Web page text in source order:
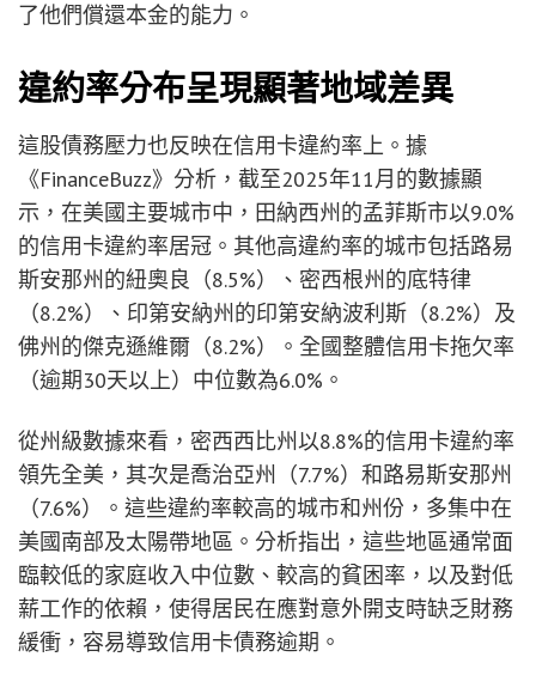
了他們償還本金的能力。
違約率分布呈現顯著地域差異
這股債務壓力也反映在信用卡違約率上。據
《FinanceBuzz》分析，截至2025年11月的數據顯
示，在美國主要城市中，田納西州的孟菲斯市以9.0%
的信用卡違約率居冠。其他高違約率的城市包括路易
斯安那州的紐奧良（8.5%）、密西根州的底特律
（8.2%）、印第安納州的印第安納波利斯（8.2%）及
佛州的傑克遜維爾（8.2%）。全國整體信用卡拖欠率
（逾期30天以上）中位數為6.0%。
從州級數據來看，密西西比州以8.8%的信用卡違約率
領先全美，其次是喬治亞州（7.7%）和路易斯安那州
（7.6%）。這些違約率較高的城市和州份，多集中在
美國南部及太陽帶地區。分析指出，這些地區通常面
臨較低的家庭收入中位數、較高的貧困率，以及對低
薪工作的依賴，使得居民在應對意外開支時缺乏財務
緩衝，容易導致信用卡債務逾期。